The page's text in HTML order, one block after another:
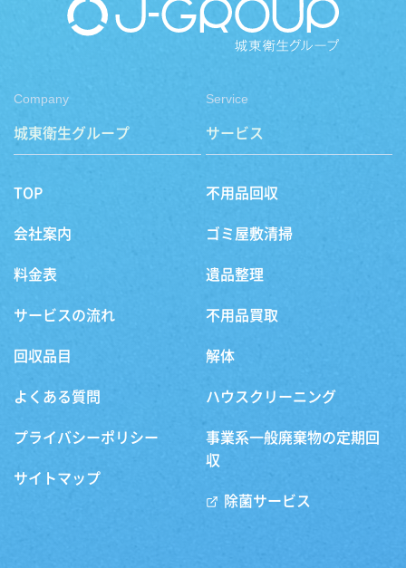
Company
城東衛生グループ
TOP
会社案内
料金表
サービスの流れ
回収品目
よくある質問
プライバシーポリシー
サイトマップ
Service
サービス
不用品回収
ゴミ屋敷清掃
遺品整理
不用品買取
解体
ハウスクリーニング
事業系一般廃棄物の定期回
収
除菌サービス